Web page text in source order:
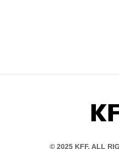
© 2025 KFF. ALL